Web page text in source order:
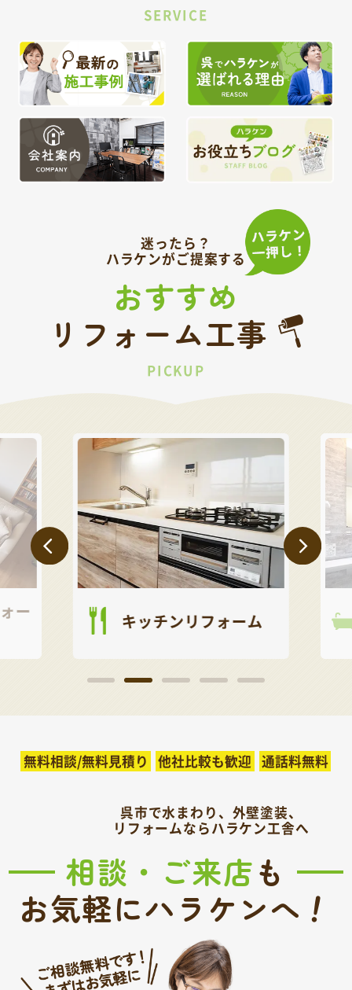
SERVICE
迷ったら？
ハラケンがご提案する
おすすめ
リフォーム工事
PICKUP
ー キッチンリフォーム
無料相談/無料見積り 他社比較も歓迎 通話料無料
呉市で水まわり、外壁塗装、
リフォームならハラケン工舎へ
相談・ご来店も
お気軽にハラケンへ！